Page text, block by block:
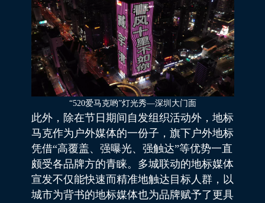
“520爱马克哟”灯光秀—深圳大门面
此外，除在节日期间自发组织活动外，地标
马克作为户外媒体的一份子，旗下户外地标
凭借“高覆盖、强曝光、强触达”等优势一直
颇受各品牌方的青睐。多城联动的地标媒体
宣发不仅能快速而精准地触达目标人群，以
城市为背书的地标媒体也为品牌赋予了更具